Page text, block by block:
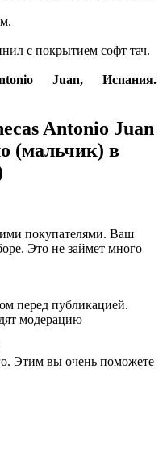
с покрытием софт тач.
Juan, Испания.
Antonio Juan
(мальчик) в
покупателями. Ваш
Это не займет много
перед публикацией.
модерацию
Этим вы очень поможете